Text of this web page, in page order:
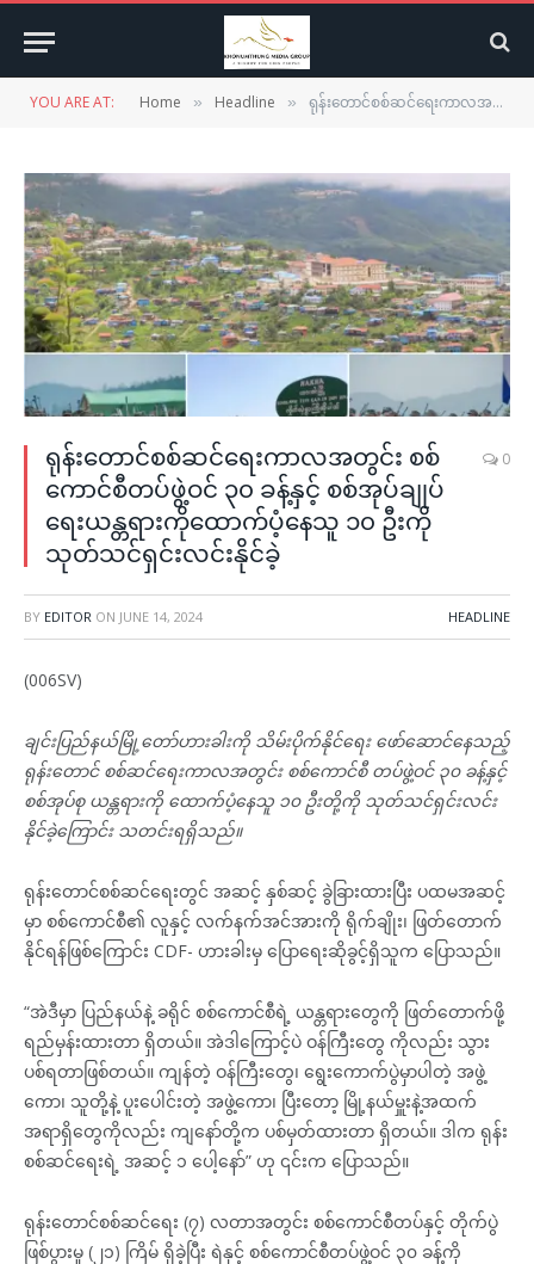
YOU ARE AT: Home » Headline » ရုန်းတောင်စစ်ဆင်ရေးကာလအတွင်း စစ်ကောင်စီတပ်ဖွဲ့ဝင် ၃၀ ခန့်နှင့် စစ်အုပ်ချုပ်ရေးယန္တရားကိုထောက်ပံ့နေသူ ၁၀ ဦးကို သုတ်သင်ရှင်းလင်းနိုင်ခဲ့
ရုန်းတောင်စစ်ဆင်ရေးကာလအတွင်း စစ်
ကောင်စီတပ်ဖွဲ့ဝင် ၃၀ ခန့်နှင့် စစ်အုပ်ချုပ်
ရေးယန္တရားကိုထောက်ပံ့နေသူ ၁၀ ဦးကို
သုတ်သင်ရှင်းလင်းနိုင်ခဲ့
0
BY EDITOR ON JUNE 14, 2024 HEADLINE
(006SV)
ချင်းပြည်နယ်မြို့တော်ဟားခါးကို သိမ်းပိုက်နိုင်ရေး ဖော်ဆောင်နေသည့်
ရုန်းတောင် စစ်ဆင်ရေးကာလအတွင်း စစ်ကောင်စီ တပ်ဖွဲ့ဝင် ၃၀ ခန့်နှင့်
စစ်အုပ်စု ယန္တရားကို ထောက်ပံ့နေသူ ၁၀ ဦးတို့ကို သုတ်သင်ရှင်းလင်း
နိုင်ခဲ့ကြောင်း သတင်းရရှိသည်။
ရုန်းတောင်စစ်ဆင်ရေးတွင် အဆင့် နှစ်ဆင့် ခွဲခြားထားပြီး ပထမအဆင့်
မှာ စစ်ကောင်စီ၏ လူနှင့် လက်နက်အင်အားကို ရိုက်ချိုး၊ ဖြတ်တောက်
နိုင်ရန်ဖြစ်ကြောင်း CDF- ဟားခါးမှ ပြောရေးဆိုခွင့်ရှိသူက ပြောသည်။
“အဲဒီမှာ ပြည်နယ်နဲ့ ခရိုင် စစ်ကောင်စီရဲ့ ယန္တရားတွေကို ဖြတ်တောက်ဖို့
ရည်မှန်းထားတာ ရှိတယ်။ အဲဒါကြောင့်ပဲ ဝန်ကြီးတွေ ကိုလည်း သွား
ပစ်ရတာဖြစ်တယ်။ ကျန်တဲ့ ဝန်ကြီးတွေ၊ ရွေးကောက်ပွဲမှာပါတဲ့ အဖွဲ့
ကော၊ သူတို့နဲ့ ပူးပေါင်းတဲ့ အဖွဲ့ကော၊ ပြီးတော့ မြို့နယ်မှူးနဲ့အထက်
အရာရှိတွေကိုလည်း ကျနော်တို့က ပစ်မှတ်ထားတာ ရှိတယ်။ ဒါက ရုန်း
စစ်ဆင်ရေးရဲ့ အဆင့် ၁ ပေါ့နော်” ဟု ၎င်းက ပြောသည်။
ရုန်းတောင်စစ်ဆင်ရေး (၇) လတာအတွင်း စစ်ကောင်စီတပ်နှင့် တိုက်ပွဲ
ဖြစ်ပွားမှု (၂၁) ကြိမ် ရှိခဲ့ပြီး ရဲနှင့် စစ်ကောင်စီတပ်ဖွဲ့ဝင် ၃၀ ခန့်ကို